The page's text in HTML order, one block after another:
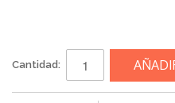
Cantidad: